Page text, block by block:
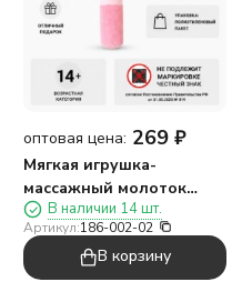
оптовая цена: 269 ₽
Мягкая игрушка-
массажный молоток
"Зайка", розовая
(10*30см)
В наличии 14 шт.
Артикул:186-002-02
В корзину